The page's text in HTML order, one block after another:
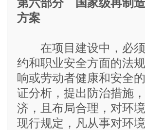
第六部分 国家级再制
方案
在项目建设中，必须
约和职业安全方面的法
响或劳动者健康和安全
证分析，提出防治措施
济，且布局合理，对环
现行规定，凡从事对环